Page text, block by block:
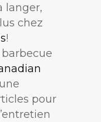
langer,
chez
!
une
pour